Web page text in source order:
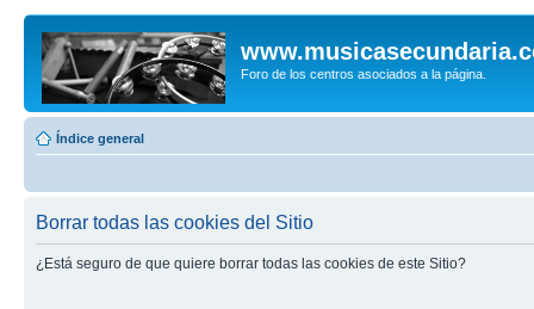
Foro de los centros asociados a la página.
Índice general
Borrar todas las cookies del Sitio
¿Está seguro de que quiere borrar todas las cookies de este Sitio?